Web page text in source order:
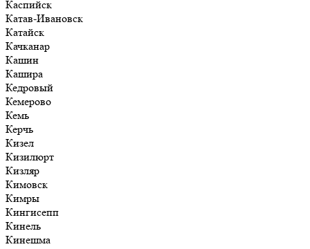
Каспийск
Катав-Ивановск
Катайск
Качканар
Кашин
Кашира
Кедровый
Кемерово
Кемь
Керчь
Кизел
Кизилюрт
Кизляр
Кимовск
Кимры
Кингисепп
Кинель
Кинешма